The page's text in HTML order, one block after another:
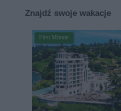
Znajdź swoje wakacje
First Minute